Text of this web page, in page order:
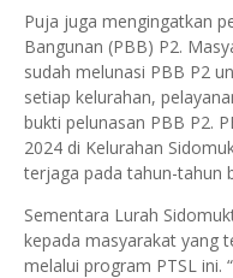
Puja juga mengingatkan
Bangunan (PBB) P2.
sudah melunasi PBB P2
setiap kelurahan,
bukti pelunasan PBB P2.
2024 di Kelurahan
terjaga pada tahun-tahun
Sementara Lurah
kepada masyarakat yang
melalui program PTSL ini.